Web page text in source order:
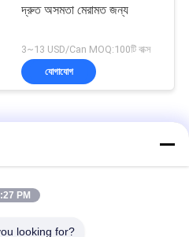
দ্রুত অসমতা মেরামত জন্য
3~13 USD/Can MOQ:100টি বাক্স
যোগাযোগ
কভারেজ
পেইন্ট এক্রাইলিক পেইন্ট
PM
looking for?